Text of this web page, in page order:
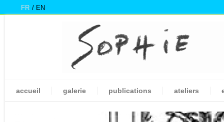
FR EN
accueil galerie publications ateliers